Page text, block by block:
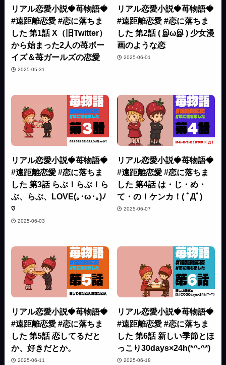
リアル恋愛小説🍓苺物語🍓
#遠距離恋愛 #恋に落ちま
した 第1話 X（旧Twitter）
から始まった2人の苺ボー
イズ＆苺ガールズの恋愛
2025-05-31
リアル恋愛小説🍓苺物語🍓
#遠距離恋愛 #恋に落ちま
した 第2話 ( இωஇ ) 少女漫
画のような恋
2025-06-01
リアル恋愛小説🍓苺物語🍓
#遠距離恋愛 #恋に落ちま
した 第3話 らぶ！らぶ！ら
ぶ、らぶ、LOVE(｡･ω･｡)ﾉ
♡
2025-06-03
リアル恋愛小説🍓苺物語🍓
#遠距離恋愛 #恋に落ちま
した 第4話 は・じ・め・
て・の！ケンカ！( ﾟДﾟ)
2025-06-07
リアル恋愛小説🍓苺物語🍓
#遠距離恋愛 #恋に落ちま
した 第5話 恋してるだと
か、好きだとか。
2025-06-11
リアル恋愛小説🍓苺物語🍓
#遠距離恋愛 #恋に落ちま
した 第6話 新しい季節とほ
っこり30days×24h(*^-^*)
2025-06-18